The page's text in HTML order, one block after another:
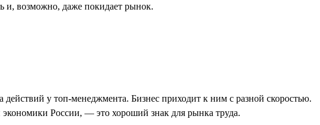
и, возможно, даже покидает рынок.
у топ-менеджмента. Бизнес приходит к ним с разной скоростью.
России, — это хороший знак для рынка труда.